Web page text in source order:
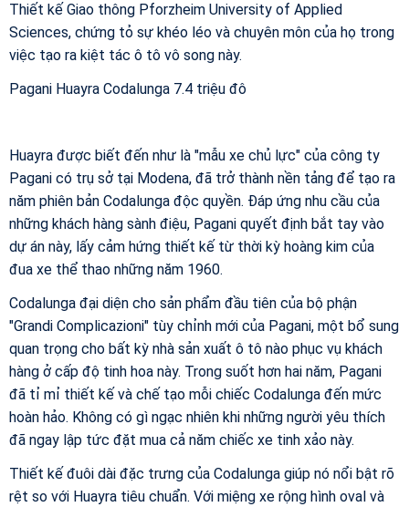
Thiết kế Giao thông Pforzheim University of Applied
Sciences, chứng tỏ sự khéo léo và chuyên môn của họ trong
việc tạo ra kiệt tác ô tô vô song này.
Pagani Huayra Codalunga 7.4 triệu đô
Huayra được biết đến như là "mẫu xe chủ lực" của công ty
Pagani có trụ sở tại Modena, đã trở thành nền tảng để tạo ra
năm phiên bản Codalunga độc quyền. Đáp ứng nhu cầu của
những khách hàng sành điệu, Pagani quyết định bắt tay vào
dự án này, lấy cảm hứng thiết kế từ thời kỳ hoàng kim của
đua xe thể thao những năm 1960.
Codalunga đại diện cho sản phẩm đầu tiên của bộ phận
"Grandi Complicazioni" tùy chỉnh mới của Pagani, một bổ sung
quan trọng cho bất kỳ nhà sản xuất ô tô nào phục vụ khách
hàng ở cấp độ tinh hoa này. Trong suốt hơn hai năm, Pagani
đã tỉ mỉ thiết kế và chế tạo mỗi chiếc Codalunga đến mức
hoàn hảo. Không có gì ngạc nhiên khi những người yêu thích
đã ngay lập tức đặt mua cả năm chiếc xe tinh xảo này.
Thiết kế đuôi dài đặc trưng của Codalunga giúp nó nổi bật rõ
rệt so với Huayra tiêu chuẩn. Với miệng xe rộng hình oval và